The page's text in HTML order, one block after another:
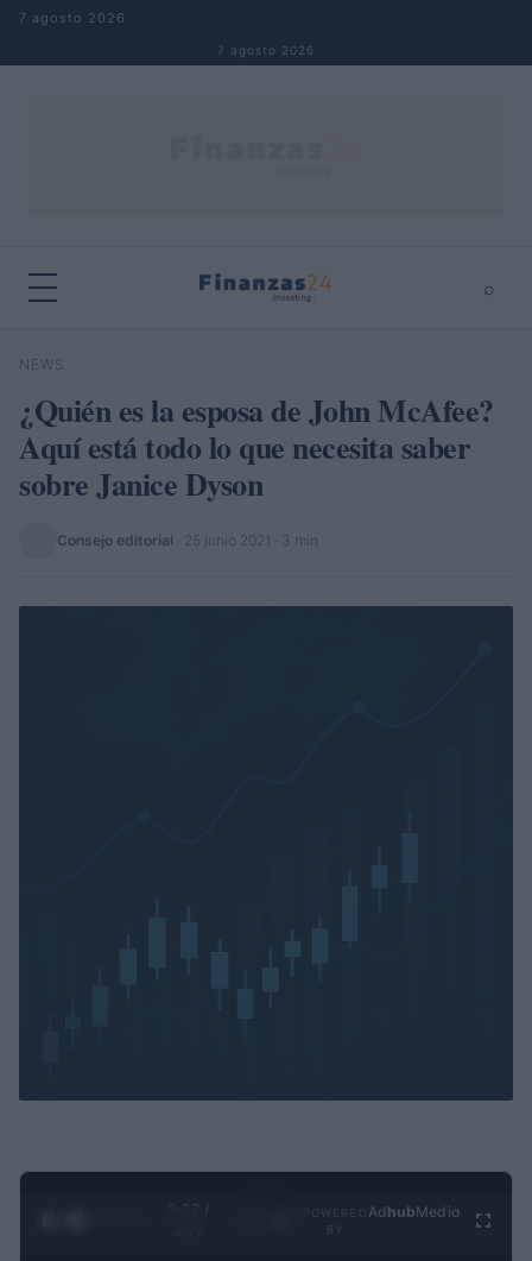
Saltar al contenido
7 agosto 2026
7 agosto 2026
⌕
Buscar
NEWS
¿Quién es la esposa de John McAfee?
Aquí está todo lo que necesita saber
sobre Janice Dyson
Consejo editorial 25 junio 2021 · 3 min
0:28 /
Ad hubMedia